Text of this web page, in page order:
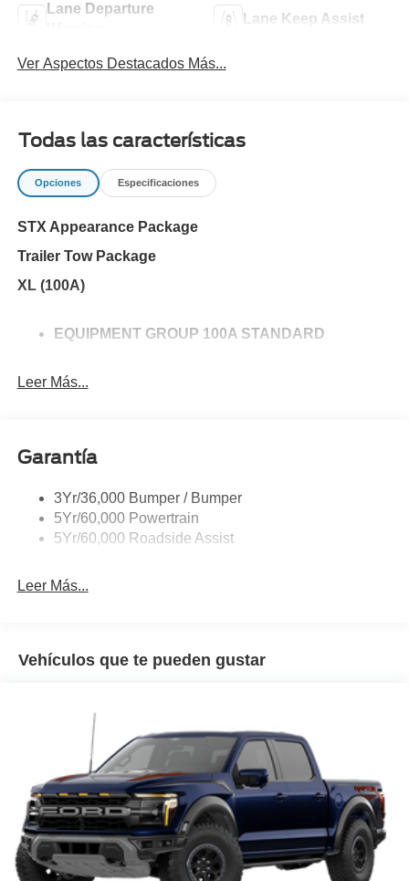
Lane Departure
Lane Keep Assist
Ver Aspectos Destacados Más...
Todas las características
Opciones Especificaciones
STX Appearance Package
Trailer Tow Package
XL (100A)
EQUIPMENT GROUP 100A STANDARD
Leer Más...
Garantía
3Yr/36,000 Bumper / Bumper
5Yr/60,000 Powertrain
5Yr/60,000 Roadside Assist
Leer Más...
Vehículos que te pueden gustar